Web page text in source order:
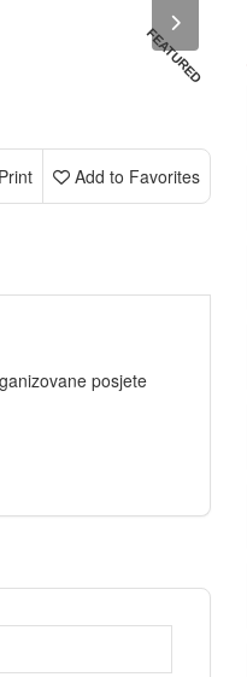
FEATURED
Add to Favorites
posjete